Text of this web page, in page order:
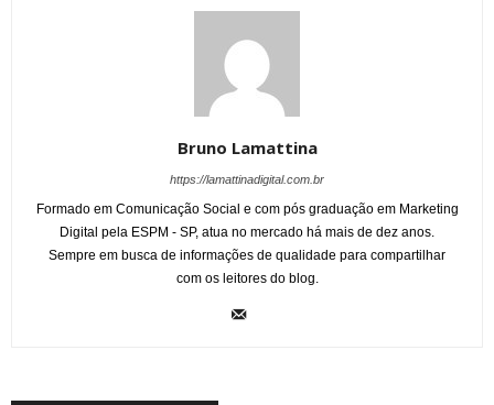
Bruno Lamattina
https://lamattinadigital.com.br
Formado em Comunicação Social e com pós graduação em Marketing
Digital pela ESPM - SP, atua no mercado há mais de dez anos.
Sempre em busca de informações de qualidade para compartilhar
com os leitores do blog.